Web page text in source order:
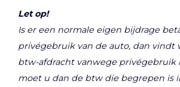
Let op!
Is er een normale eigen bijdrage
privégebruik van de auto, dan vindt
btw-afdracht vanwege privégebruik
moet u dan de btw die begrepen is